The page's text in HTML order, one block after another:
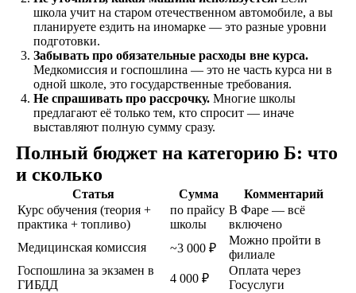
школа учит на старом отечественном автомобиле, а вы
планируете ездить на иномарке — это разные уровни
подготовки.
Забывать про обязательные расходы вне курса.
Медкомиссия и госпошлина — это не часть курса ни в
одной школе, это государственные требования.
Не спрашивать про рассрочку. Многие школы
предлагают её только тем, кто спросит — иначе
выставляют полную сумму сразу.
Полный бюджет на категорию Б: что
и сколько
Статья Сумма
Комментарий
Курс обучения (теория +
практика + топливо)
по прайсу
школы
В Фаре — всё
включено
Медицинская комиссия
~3 000 ₽
Можно пройти в
филиале
Госпошлина за экзамен в
ГИБДД
4 000 ₽
Оплата через
Госуслуги
оплачиваете первый
этап от стоимости
обучения в рассрочку
Проходите
теоретический и
практический курс,
продолжительностью
от 1,5 месяцев, в
зависимости от
категории
транспортного
средства
Обучение